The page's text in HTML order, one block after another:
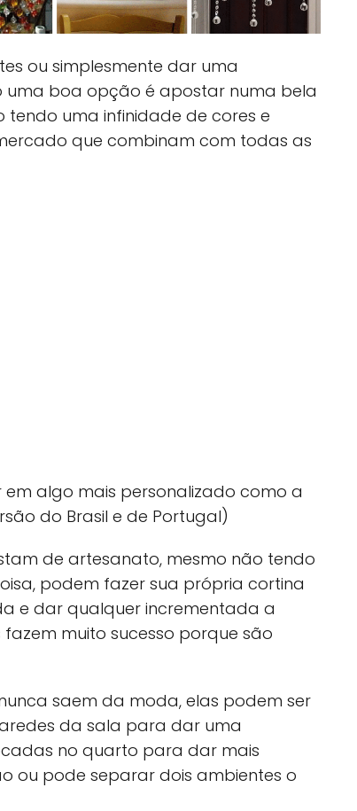
ou simplesmente dar uma
boa opção é apostar numa bela
tendo uma infinidade de cores e
que combinam com todas as
em algo mais personalizado como a
do Brasil e de Portugal)
de artesanato, mesmo não tendo
podem fazer sua própria cortina
e dar qualquer incrementada a
muito sucesso porque são
saem da moda, elas podem ser
da sala para dar uma
no quarto para dar mais
ou pode separar dois ambientes o